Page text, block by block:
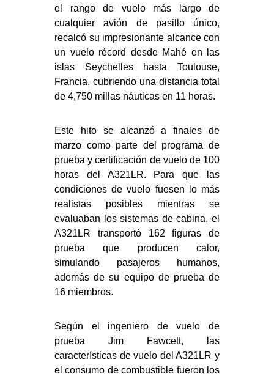
el rango de vuelo más largo de
cualquier avión de pasillo único,
recalcó su impresionante alcance con
un vuelo récord desde Mahé en las
islas Seychelles hasta Toulouse,
Francia, cubriendo una distancia total
de 4,750 millas náuticas en 11 horas.
Este hito se alcanzó a finales de
marzo como parte del programa de
prueba y certificación de vuelo de 100
horas del A321LR. Para que las
condiciones de vuelo fuesen lo más
realistas posibles mientras se
evaluaban los sistemas de cabina, el
A321LR transportó 162 figuras de
prueba que producen calor,
simulando pasajeros humanos,
además de su equipo de prueba de
16 miembros.
Según el ingeniero de vuelo de
prueba Jim Fawcett, las
características de vuelo del A321LR y
el consumo de combustible fueron los